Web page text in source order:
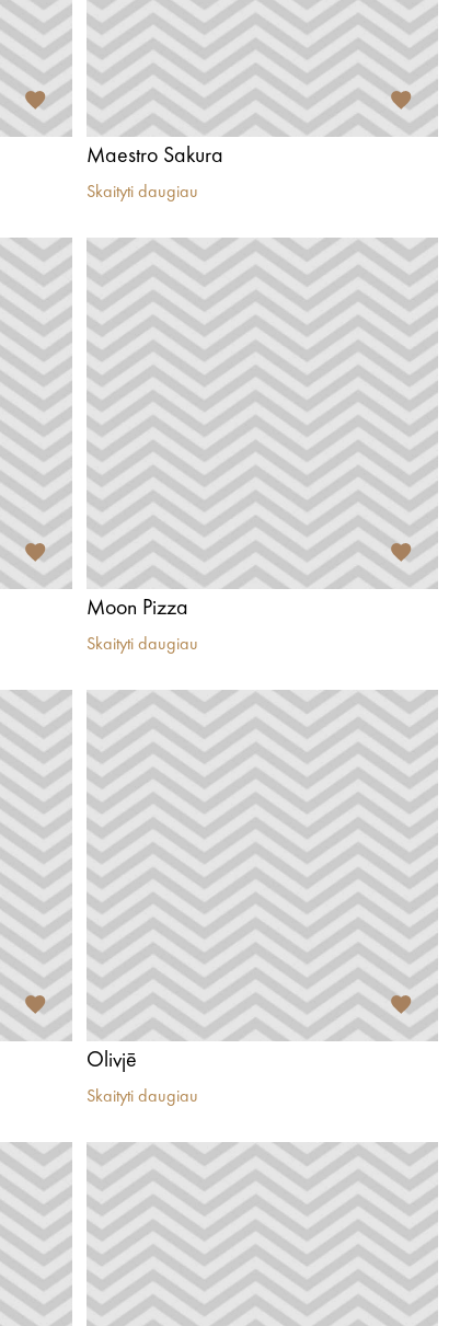
Maestro Sakura
Skaityti daugiau
Moon Pizza
Skaityti daugiau
Olivjē
Skaityti daugiau